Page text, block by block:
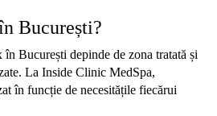
București?
în București depinde de zona tratată și
La Inside Clinic MedSpa,
în funcție de necesitățile fiecărui